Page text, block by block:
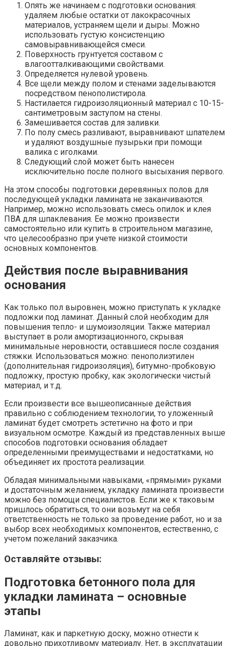
Опять же начинаем с подготовки основания:
удаляем любые остатки от лакокрасочных
материалов, устраняем щели и дыры. Можно
использовать густую консистенцию
самовыравнивающейся смеси.
Поверхность грунтуется составом с
влагоотталкивающими свойствами.
Определяется нулевой уровень.
Все щели между полом и стенами заделываются
посредством пенополистирола.
Настилается гидроизоляционный материал с 10-15-
сантиметровым заступом на стены.
Замешивается состав для заливки.
По полу смесь разливают, выравнивают шпателем
и удаляют воздушные пузырьки при помощи
валика с иголками.
Следующий слой может быть нанесен
исключительно после полного высыхания первого.
На этом способы подготовки деревянных полов для
последующей укладки ламината не заканчиваются.
Например, можно использовать смесь опилок и клея
ПВА для шпаклевания. Ее можно произвести
самостоятельно или купить в строительном магазине,
что целесообразно при учете низкой стоимости
основных компонентов.
Действия после выравнивания
основания
Как только пол выровнен, можно приступать к укладке
подложки под ламинат. Данный слой необходим для
повышения тепло- и шумоизоляции. Также материал
выступает в роли амортизационного, скрывая
минимальные неровности, оставшиеся после создания
стяжки. Использоваться можно: пенополиэтилен
(дополнительная гидроизоляция), битумно-пробковую
подложку, простую пробку, как экологически чистый
материал, и т.д.
Если произвести все вышеописанные действия
правильно с соблюдением технологии, то уложенный
ламинат будет смотреть эстетично на фото и при
визуальном осмотре. Каждый из представленных выше
способов подготовки основания обладает
определенными преимуществами и недостатками, но
объединяет их простота реализации.
Обладая минимальными навыками, «прямыми» руками
и достаточным желанием, укладку ламината произвести
можно без помощи специалистов. Если же к таковым
пришлось обратиться, то они возьмут на себя
ответственность не только за проведение работ, но и за
выбор всех необходимых компонентов, естественно, с
учетом пожеланий заказчика.
Оставляйте отзывы:
Подготовка бетонного пола для
укладки ламината – основные
этапы
Ламинат, как и паркетную доску, можно отнести к
довольно прихотливому материалу. Нет, в эксплуатации